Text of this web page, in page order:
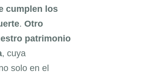
cumplen los
. Otro
patrimonio
, cuya
solo en el